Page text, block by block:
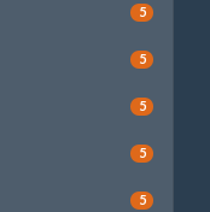
5
5
5
5
5